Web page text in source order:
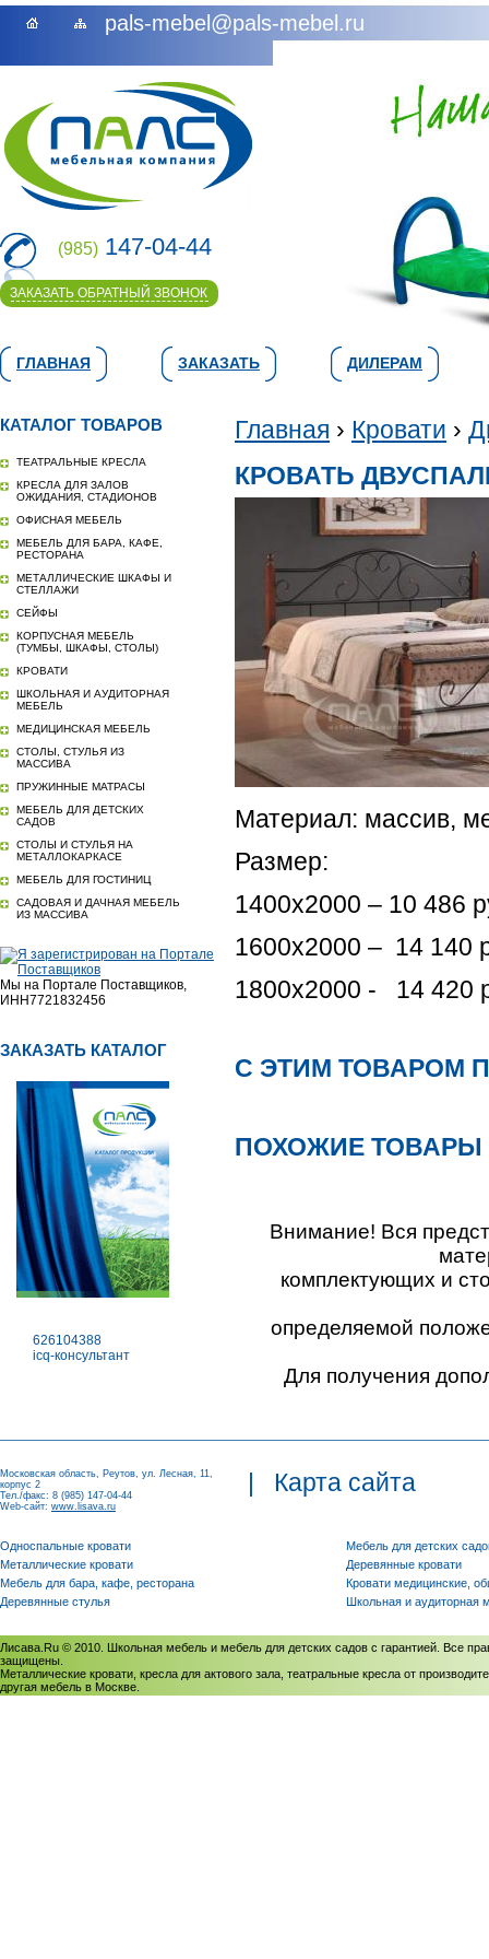
pals-mebel@pals-mebel.ru
(985) 147-04-44
ЗАКАЗАТЬ ОБРАТНЫЙ ЗВОНОК
ГЛАВНАЯ ЗАКАЗАТЬ ДИЛЕРАМ
КАТАЛОГ ТОВАРОВ
ТЕАТРАЛЬНЫЕ КРЕСЛА
КРЕСЛА ДЛЯ ЗАЛОВ
ОЖИДАНИЯ, СТАДИОНОВ
ОФИСНАЯ МЕБЕЛЬ
МЕБЕЛЬ ДЛЯ БАРА, КАФЕ,
РЕСТОРАНА
МЕТАЛЛИЧЕСКИЕ ШКАФЫ И
СТЕЛЛАЖИ
СЕЙФЫ
КОРПУСНАЯ МЕБЕЛЬ
(ТУМБЫ, ШКАФЫ, СТОЛЫ)
КРОВАТИ
ШКОЛЬНАЯ И АУДИТОРНАЯ
МЕБЕЛЬ
МЕДИЦИНСКАЯ МЕБЕЛЬ
СТОЛЫ, СТУЛЬЯ ИЗ
МАССИВА
ПРУЖИННЫЕ МАТРАСЫ
МЕБЕЛЬ ДЛЯ ДЕТСКИХ
САДОВ
СТОЛЫ И СТУЛЬЯ НА
МЕТАЛЛОКАРКАСЕ
МЕБЕЛЬ ДЛЯ ГОСТИНИЦ
САДОВАЯ И ДАЧНАЯ МЕБЕЛЬ
ИЗ МАССИВА
Мы на Портале Поставщиков,
ИНН7721832456
ЗАКАЗАТЬ КАТАЛОГ
626104388
icq-консультант
Главная › Кровати ›
КРОВАТЬ
Материал: массив,
Размер:
1400х2000 – 10 486
1600х2000 – 14 140
1800х2000 - 14 420
С ЭТИМ ТОВАРОМ
ПОХОЖИЕ ТОВАРЫ
Внимание! Вся
комплектующих и
определяемой
Для получения
Московская область, Реутов, ул. Лесная, 11,
корпус 2
Тел./факс: 8 (985) 147-04-44
Web-сайт: www.lisava.ru
| Карта сайта
Односпальные кровати
Металлические кровати
Мебель для бара, кафе, ресторана
Деревянные стулья
Мебель для детских
Деревянные кровати
Кровати медицинские,
Школьная и аудиторная
Лисава.Ru © 2010. Школьная мебель и мебель для детских садов с гарантией. Все
защищены.
Металлические кровати, кресла для актового зала, театральные кресла от
другая мебель в Москве.
Политика использования cookies/Соглашение на обработку персональных данных